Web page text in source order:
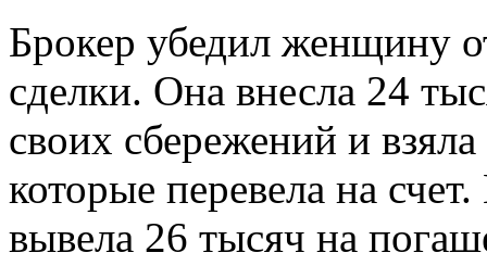
Брокер убедил женщину
сделки. Она внесла 24
своих сбережений и
которые перевела на
вывела 26 тысяч на